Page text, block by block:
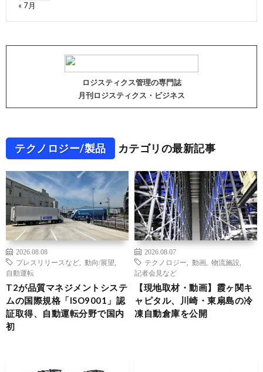
« 7月
ロジスティクス管理の専門誌
月刊ロジスティクス・ビジネス
テクノロジー/製品 カテゴリの最新記事
2026.08.08
プレスリリースなど
動向/展望
自動運転
T2が品質マネジメントシステ
ムの国際規格「ISO9001」認
証取得、自動運転分野で国内
初
2026.08.07
テクノロジー
動画 物流施設
記者会見など
【現地取材・動画】霞ヶ関キ
ャピタル、川崎・東扇島の冷
凍自動倉庫を公開